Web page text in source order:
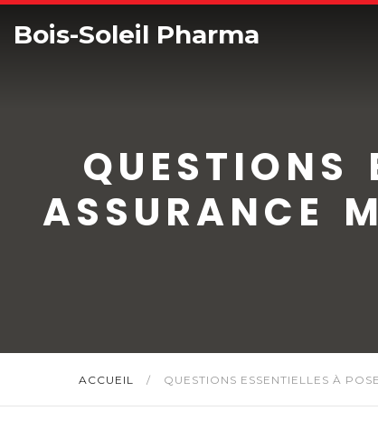
Bois-Soleil Pharma
QUESTIONS
ASSURANCE
ACCUEIL / QUESTIONS ESSENTIELLES À